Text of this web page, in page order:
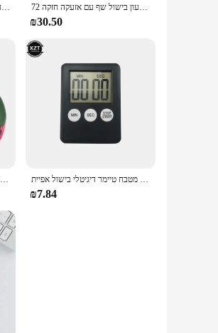
תבנית עוף ספירה לאחור מטבח שעון עבור אפייה בישול טיימר מטבח, שעון בישול שף עם אזעקה חזקה 72db, תזכורת ספירה לאחור נירוסטה לגיבוי לאפייה
₪30.50
1 חיות טיימר מטבח דיגיטלי שעון מעורר חיות שעון מעורר חיים חמוד עבור כלי ניהול זמן לילדים & מבוגר נחמד מגנטי מטבח טיימר דיגיטלי בישול אפיית LCD ספירה לאחור עד Loud מעורר ספירה לאחור מעורר מגנט שעון שינה שעון מטבח Sup
₪7.84